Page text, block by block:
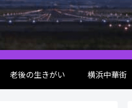
老後の生きがい 横浜中華街